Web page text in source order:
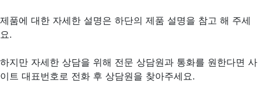
제품에 대한 자세한 설명은 하단의 제품 설명을 참고 해 주세
요.
하지만 자세한 상담을 위해 전문 상담원과 통화를 원한다면 사
이트 대표번호로 전화 후 상담원을 찾아주세요.